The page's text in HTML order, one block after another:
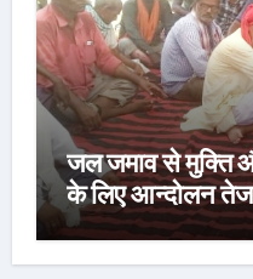
जल जमाव से मुक्ति
के लिए आन्दोलन तेज